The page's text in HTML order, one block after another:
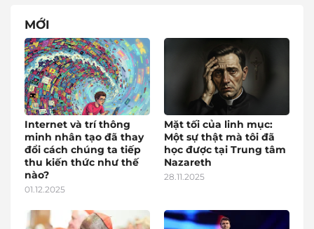
MỚI
Internet và trí thông
minh nhân tạo đã thay
đổi cách chúng ta tiếp
thu kiến thức như thế
nào?
01.12.2025
Mặt tối của linh mục:
Một sự thật mà tôi đã
học được tại Trung tâm
Nazareth
28.11.2025